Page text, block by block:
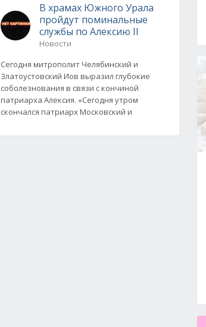
В храмах Южного Урала
пройдут поминальные
службы по Алексию II
Новости
Сегодня митрополит Челябинский и
Златоустовский Иов выразил глубокие
соболезнования в связи с кончиной
патриарха Алексия. «Сегодня утром
скончался патриарх Московский и